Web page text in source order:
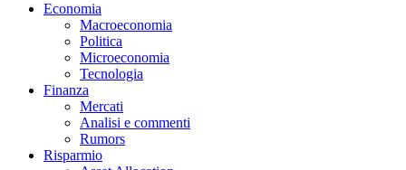
Economia
Macroeconomia
Politica
Microeconomia
Tecnologia
Finanza
Mercati
Analisi e commenti
Rumors
Risparmio